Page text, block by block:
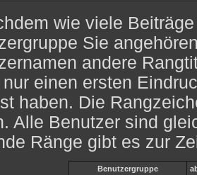
wie viele
Sie
andere
einen ersten
haben. Die
Alle Benutzer sind
Ränge gibt es zur
Benutzergruppe